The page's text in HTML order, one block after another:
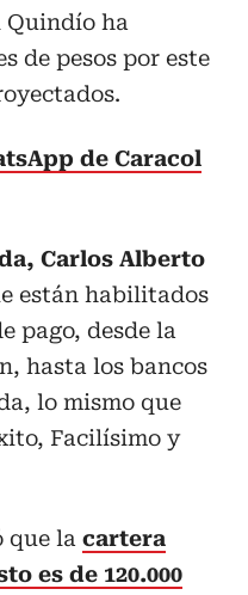
Quindío ha
de pesos por este
de Caracol
Carlos Alberto
están habilitados
pago, desde la
hasta los bancos
lo mismo que
Facilísimo y
que la cartera
es de 120.000